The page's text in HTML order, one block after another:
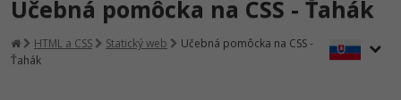
Rekvalifikačné kurzy
hradené úradom práce
Prihlásiť sa| Registrovať
Učebná pomôcka na CSS - Ťahák
HTML a CSS Statický web
Učebná pomôcka na CSS -
Ťahák